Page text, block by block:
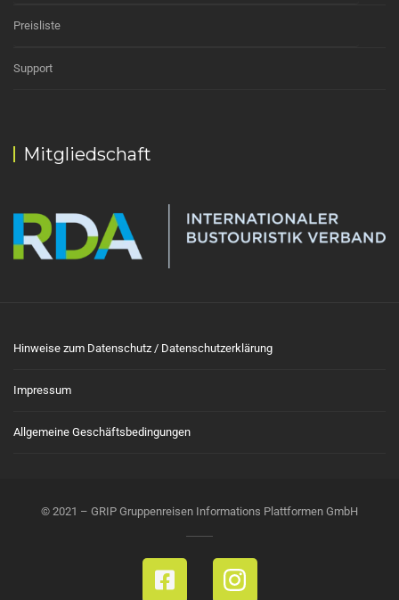
Preisliste
Support
Mitgliedschaft
Hinweise zum Datenschutz / Datenschutzerklärung
Impressum
Allgemeine Geschäftsbedingungen
© 2021 – GRIP Gruppenreisen Informations Plattformen GmbH